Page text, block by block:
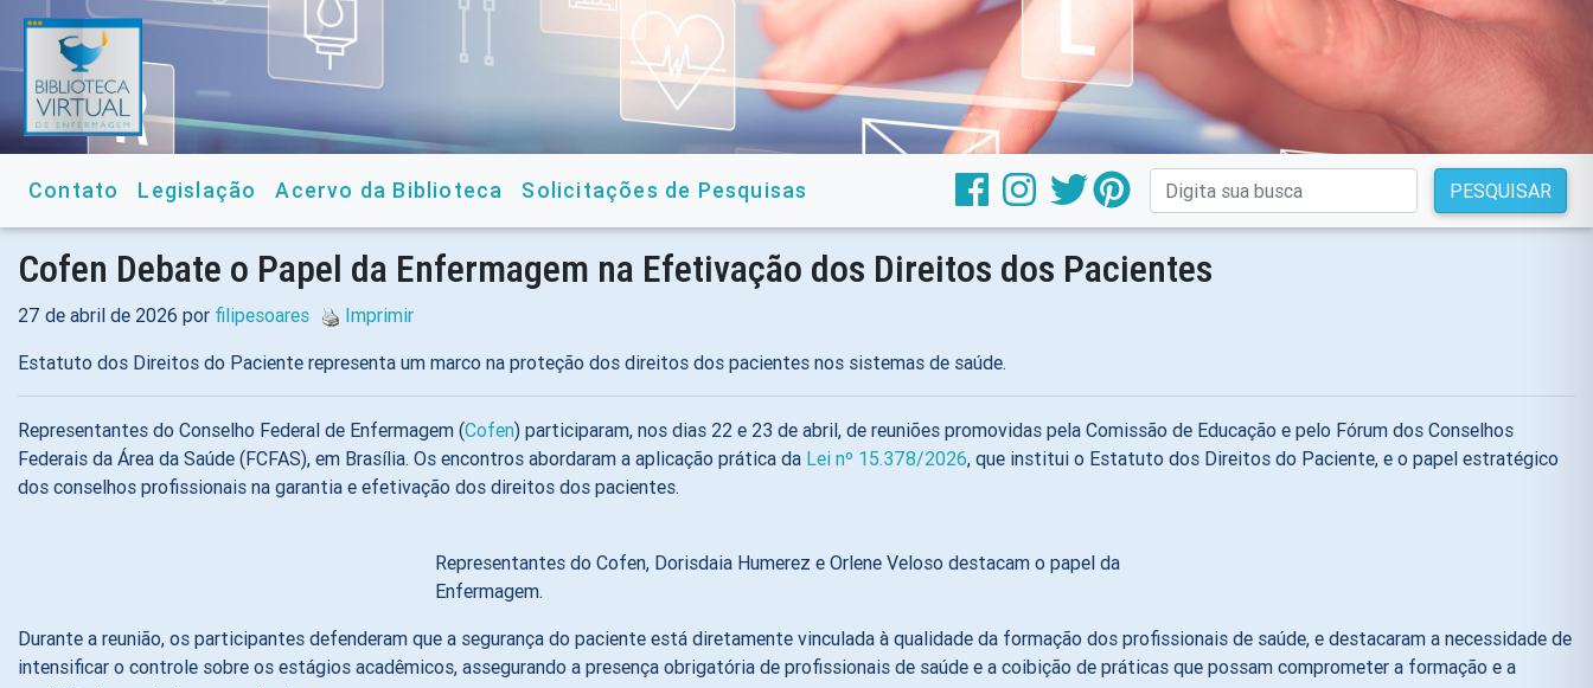
Contato Legislação Acervo da Biblioteca Solicitações de Pesquisas PESQUISAR
Cofen Debate o Papel da Enfermagem na Efetivação dos Direitos dos Pacientes
27 de abril de 2026 por filipesoares
Imprimir
Estatuto dos Direitos do Paciente representa um marco na proteção dos direitos dos pacientes nos sistemas de saúde.
Representantes do Conselho Federal de Enfermagem (Cofen) participaram, nos dias 22 e 23 de abril, de reuniões promovidas pela Comissão de Educação e pelo Fórum dos Conselhos
Federais da Área da Saúde (FCFAS), em Brasília. Os encontros abordaram a aplicação prática da Lei nº 15.378/2026, que institui o Estatuto dos Direitos do Paciente, e o papel estratégico
dos conselhos profissionais na garantia e efetivação dos direitos dos pacientes.
Representantes do Cofen, Dorisdaia Humerez e Orlene Veloso destacam o papel da
Enfermagem.
Durante a reunião, os participantes defenderam que a segurança do paciente está diretamente vinculada à qualidade da formação dos profissionais de saúde, e destacaram a necessidade de
intensificar o controle sobre os estágios acadêmicos, assegurando a presença obrigatória de profissionais de saúde e a coibição de práticas que possam comprometer a formação e a